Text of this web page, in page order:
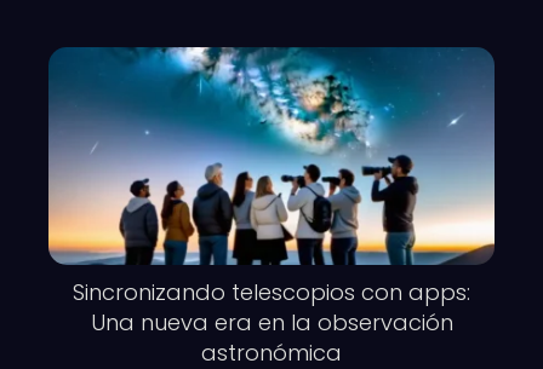
Sincronizando telescopios con apps:
Una nueva era en la observación
astronómica